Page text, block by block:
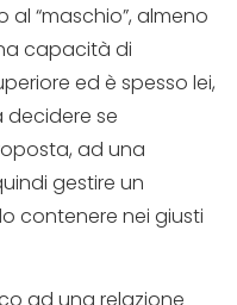
al “maschio”, almeno
capacità di
ed è spesso lei,
decidere se
ad una
gestire un
contenere nei giusti